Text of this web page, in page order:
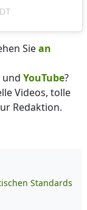
Siean
und YouTube?
Videos, tolle
Redaktion.
Standards